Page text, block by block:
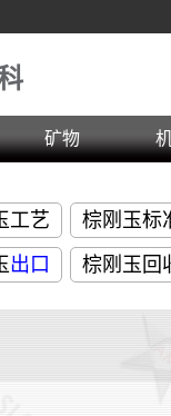
矿物
工艺
棕刚玉标
出口 棕刚玉回